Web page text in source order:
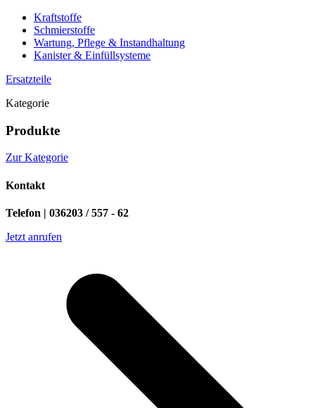
Kraftstoffe
Schmierstoffe
Wartung, Pflege & Instandhaltung
Kanister & Einfüllsysteme
Ersatzteile
Kategorie
Produkte
Zur Kategorie
Kontakt
Telefon | 036203 / 557 - 62
Jetzt anrufen